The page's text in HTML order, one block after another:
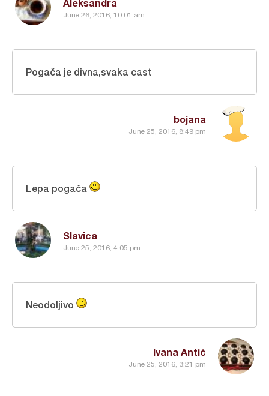
Aleksandra
June 26, 2016, 10:01 am
bojana
June 25, 2016, 8:49 pm
Pogača je divna,svaka cast
Slavica
June 25, 2016, 4:05 pm
Lepa pogača
Ivana Antić
June 25, 2016, 3:21 pm
Neodoljivo